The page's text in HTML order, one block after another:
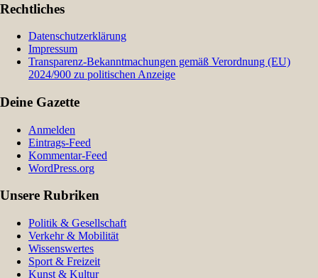
Rechtliches
Datenschutzerklärung
Impressum
Transparenz-Bekanntmachungen gemäß Verordnung (EU)
2024/900 zu politischen Anzeige
Deine Gazette
Anmelden
Eintrags-Feed
Kommentar-Feed
WordPress.org
Unsere Rubriken
Politik & Gesellschaft
Verkehr & Mobilität
Wissenswertes
Sport & Freizeit
Kunst & Kultur